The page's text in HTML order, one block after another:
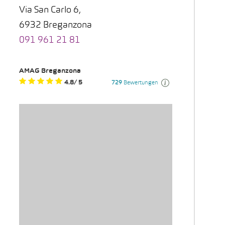
Via San Carlo 6,
6932 Breganzona
091 961 21 81